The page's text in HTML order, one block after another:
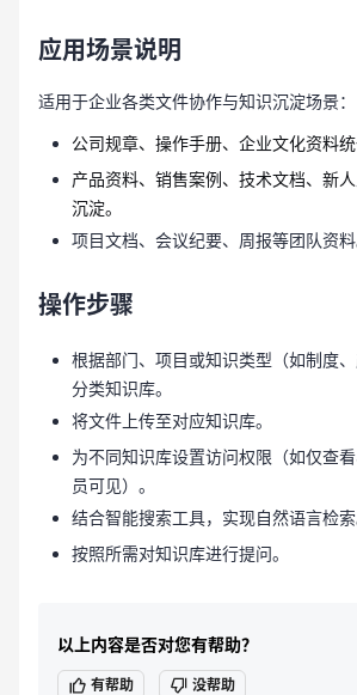
应用场景说明
适用于企业各类文件协作与知识沉淀场景：
公司规章、操作手册、企业文化资料统
产品资料、销售案例、技术文档、新
沉淀。
项目文档、会议纪要、周报等团队资料
操作步骤
根据部门、项目或知识类型（如制度
分类知识库。
将文件上传至对应知识库。
为不同知识库设置访问权限（如仅查
员可见）。
结合智能搜索工具，实现自然语言检索
按照所需对知识库进行提问。
以上内容是否对您有帮助？
有帮助 没帮助